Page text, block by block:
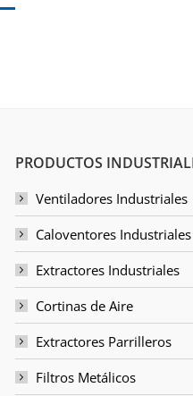
PRODUCTOS
Ventiladores Industriales
Caloventores Industriales
Extractores Industriales
Cortinas de Aire
Extractores Parrilleros
Filtros Metálicos